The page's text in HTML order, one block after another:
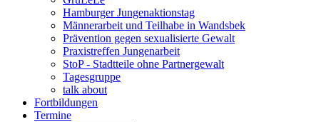
Hamburger Jungenaktionstag
Männerarbeit und Teilhabe in Wandsbek
Prävention gegen sexualisierte Gewalt
Praxistreffen Jungenarbeit
StoP - Stadtteile ohne Partnergewalt
Tagesgruppe
talk about
Fortbildungen
Termine